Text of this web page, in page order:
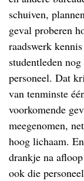
schuiven,
geval proberen
raadswerk
studentleden
personeel. Dat
van tenminste
voorkomende
meegenomen,
hoog lichaam.
drankje na
ook die